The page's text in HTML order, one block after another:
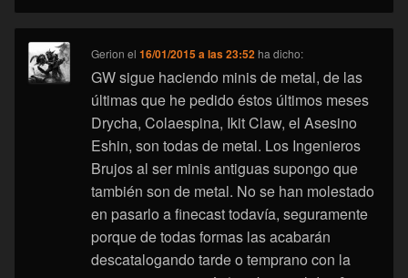
Gerion el16/01/2015 a las 23:52 ha dicho:
GW sigue haciendo minis de metal, de las
últimas que he pedido éstos últimos meses
Drycha, Colaespina, Ikit Claw, el Asesino
Eshin, son todas de metal. Los Ingenieros
Brujos al ser minis antiguas supongo que
también son de metal. No se han molestado
en pasarlo a finecast todavía, seguramente
porque de todas formas las acabarán
descatalogando tarde o temprano con la